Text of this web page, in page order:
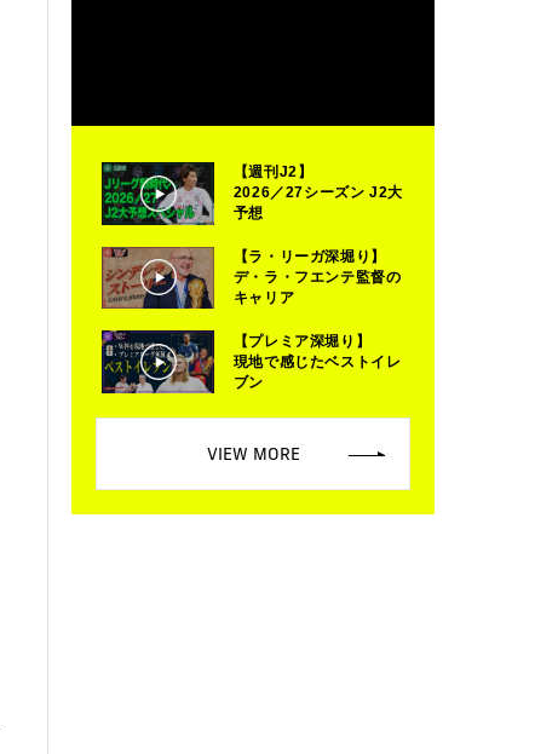
【週刊J2】
2026／27シーズン J2大
予想
【ラ・リーガ深堀り】
デ・ラ・フエンテ監督の
キャリア
【プレミア深堀り】
現地で感じたベストイレ
ブン
VIEW MORE